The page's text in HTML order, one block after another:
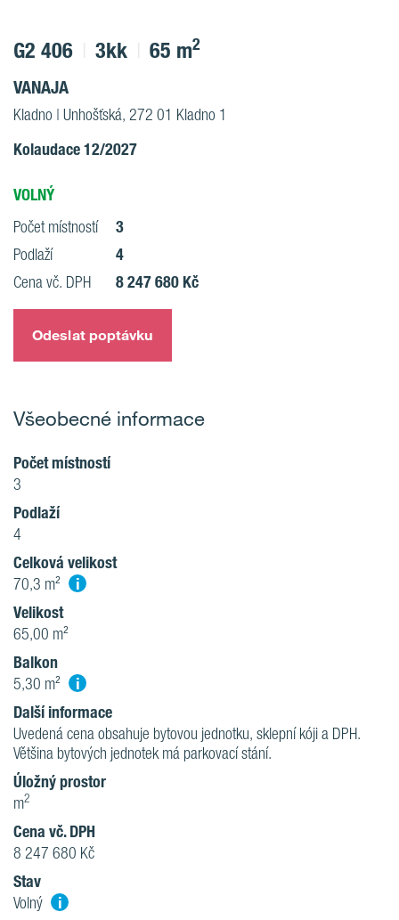
G2 406 3kk 65 m2
VANAJA
Kladno | Unhošťská, 272 01 Kladno 1
Kolaudace 12/2027
VOLNÝ
Počet místností 3
Podlaží 4
Cena vč. DPH 8 247 680 Kč
Odeslat poptávku
Všeobecné informace
Počet místností
3
Podlaží
4
Celková velikost
70,3 m² i
Velikost
65,00 m²
Balkon
5,30 m² i
Další informace
Uvedená cena obsahuje bytovou jednotku, sklepní kóji a DPH.
Většina bytových jednotek má parkovací stání.
Úložný prostor
m2
Cena vč. DPH
8 247 680 Kč
Stav
Volný i